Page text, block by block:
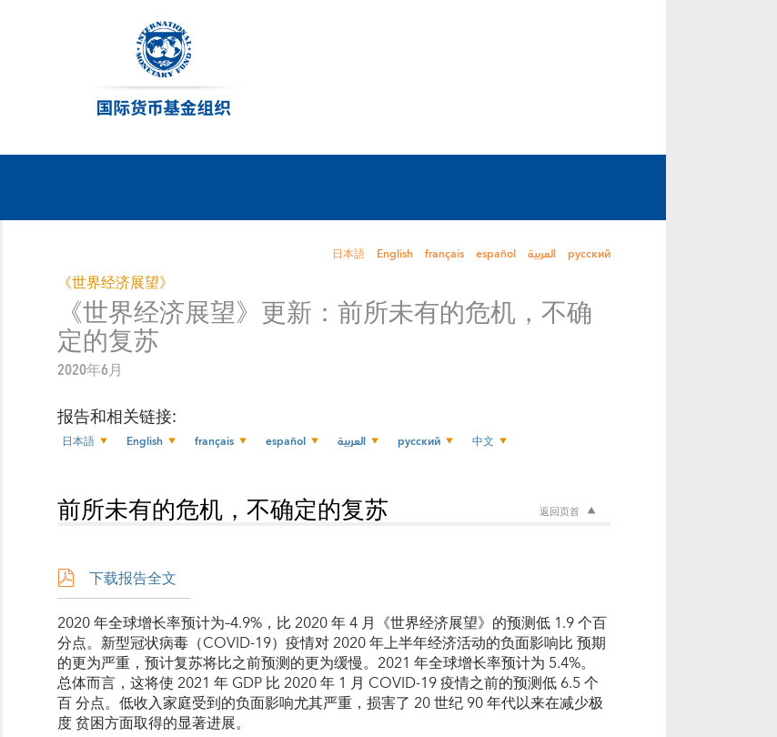
日本語 English français español العربية русский
《世界经济展望》
《世界经济展望》更新：前所未有的危机，不确
定的复苏
2020年6月
报告和相关链接:
日本語 English français español العربية русский 中文
返回页首
前所未有的危机，不确定的复苏
下载报告全文
2020 年全球增长率预计为–4.9%，比 2020 年 4 月《世界经济展望》的预测低 1.9 个百
分点。新型冠状病毒（COVID-19）疫情对 2020 年上半年经济活动的负面影响比 预期
的更为严重，预计复苏将比之前预测的更为缓慢。2021 年全球增长率预计为 5.4%。
总体而言，这将使 2021 年 GDP 比 2020 年 1 月 COVID-19 疫情之前的预测低 6.5 个
百 分点。低收入家庭受到的负面影响尤其严重，损害了 20 世纪 90 年代以来在减少极
度 贫困方面取得的显著进展。